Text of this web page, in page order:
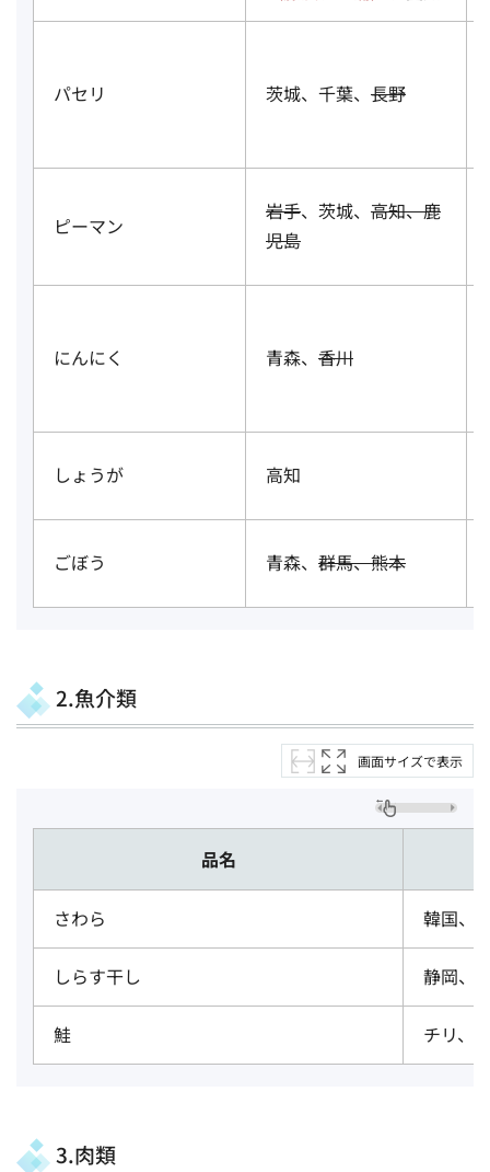
パセリ 茨城、千葉、 長野
ピーマン
岩手、茨城、 高知、鹿
児島
にんにく 青森、 香川
しょうが 高知
ごぼう 青森、 群馬、熊本
2.魚介類
画面サイズで表示
品名
さわら 韓国、
しらす干し 静岡、
鮭 チリ、
3.肉類